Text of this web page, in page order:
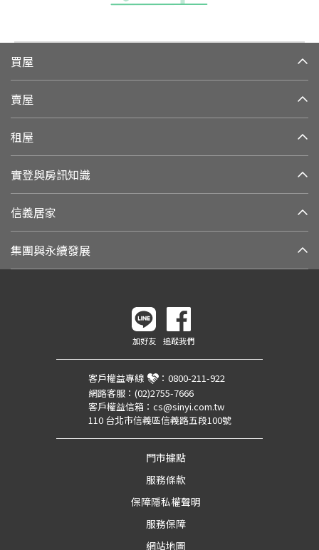
買屋
賣屋
租屋
實登與房訊知識
信義居家
集團與永續發展
加好友 追蹤我們
客戶權益專線 ： 0800-211-922
網路客服： (02)2755-7666
客戶權益信箱： cs@sinyi.com.tw
110 台北市信義區信義路五段100號
門市據點
服務條款
保障隱私權聲明
服務保障
網站地圖